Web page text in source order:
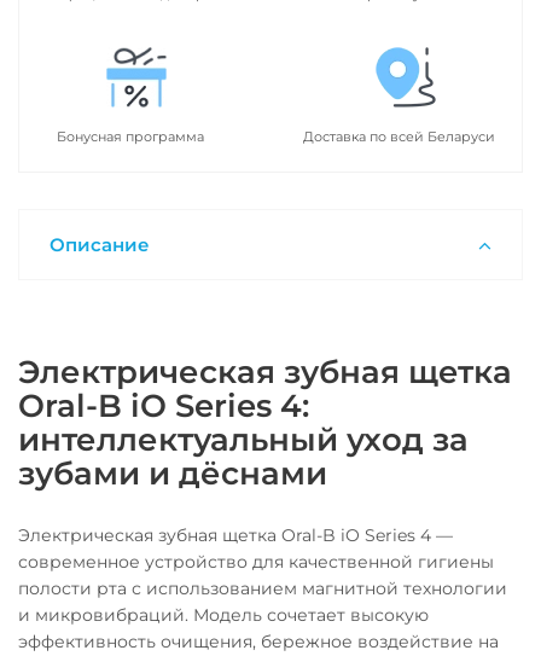
Бонусная программа Доставка по всей Беларуси
Описание
Электрическая зубная щетка
Oral-B iO Series 4:
интеллектуальный уход за
зубами и дёснами
Электрическая зубная щетка Oral-B iO Series 4 —
современное устройство для качественной гигиены
полости рта с использованием магнитной технологии
и микровибраций. Модель сочетает высокую
эффективность очищения, бережное воздействие на